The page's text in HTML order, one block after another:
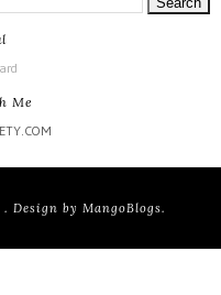
Me
. Design by MangoBlogs.